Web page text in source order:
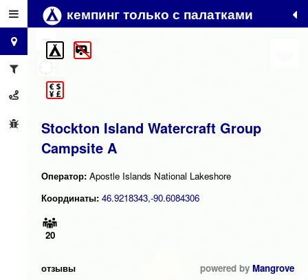
кемпинг только с палатками
Stockton Island Watercraft Group
Campsite A
Оператор: Apostle Islands National Lakeshore
Координаты: 46.9218343,-90.6084306
20
отзывы powered by Mangrove
+
−